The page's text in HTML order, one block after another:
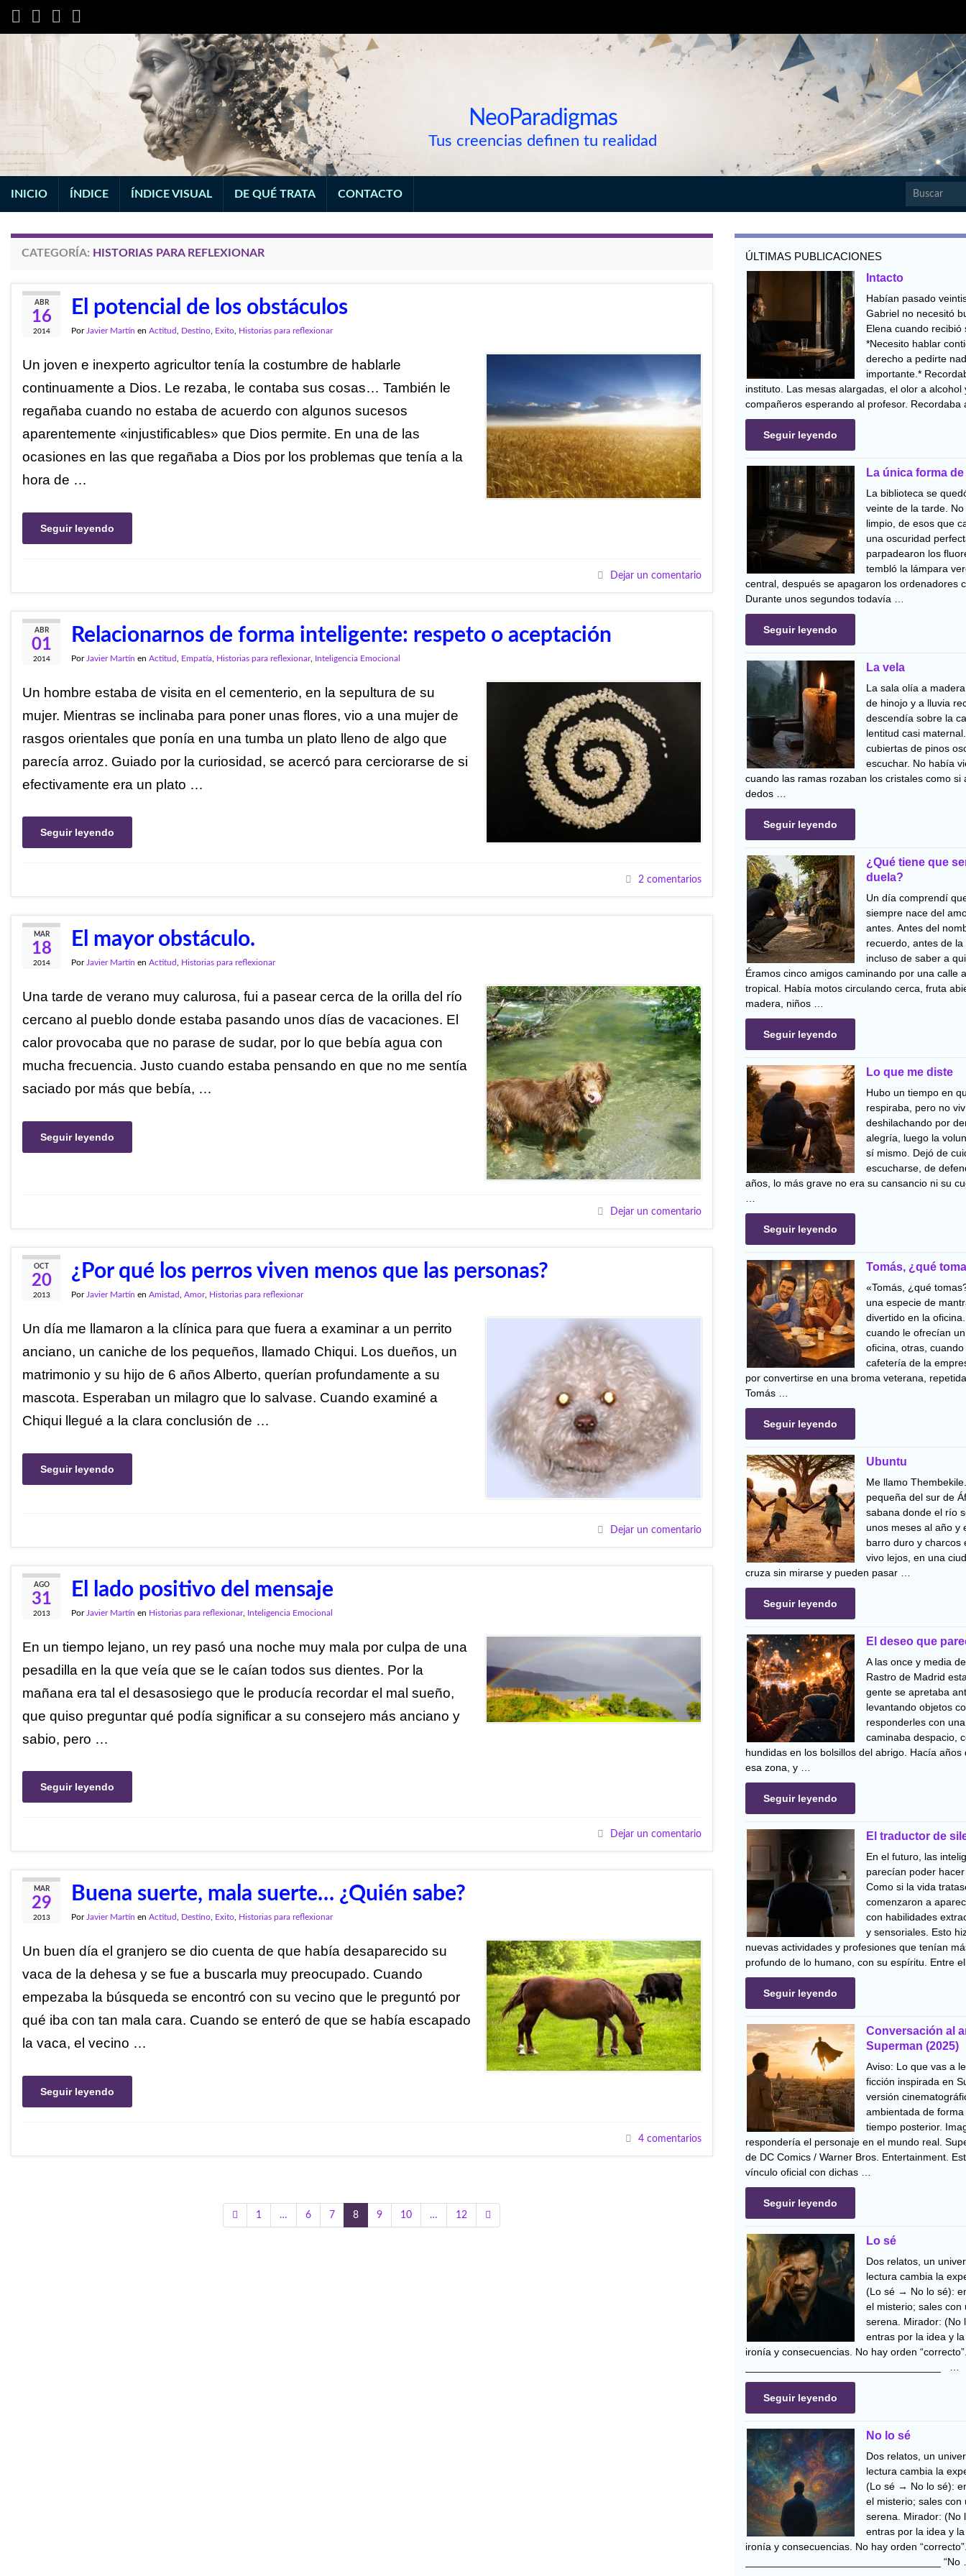
NeoParadigmas
Tus creencias definen tu realidad
INICIO ÍNDICE ÍNDICE VISUAL DE QUÉ TRATA CONTACTO Search for:
CATEGORÍA: HISTORIAS PARA REFLEXIONAR
ABR
16
2014
El potencial de los obstáculos
Por Javier Martín en Actitud Destino Exito Historias para reflexionar
Un joven e inexperto agricultor tenía la costumbre de hablarle
continuamente a Dios. Le rezaba, le contaba sus cosas… También le
regañaba cuando no estaba de acuerdo con algunos sucesos
aparentemente «injustificables» que Dios permite. En una de las
ocasiones en las que regañaba a Dios por los problemas que tenía a la
hora de …
Seguir leyendo
Dejar un comentario
ABR
01
2014
Relacionarnos de forma inteligente: respeto o aceptación
Por Javier Martín en Actitud Empatía Historias para reflexionar, Inteligencia Emocional
Un hombre estaba de visita en el cementerio, en la sepultura de su
mujer. Mientras se inclinaba para poner unas flores, vio a una mujer de
rasgos orientales que ponía en una tumba un plato lleno de algo que
parecía arroz. Guiado por la curiosidad, se acercó para cerciorarse de si
efectivamente era un plato …
Seguir leyendo
2 comentarios
MAR
18
2014
El mayor obstáculo.
Por Javier Martín en Actitud Historias para reflexionar
Una tarde de verano muy calurosa, fui a pasear cerca de la orilla del río
cercano al pueblo donde estaba pasando unos días de vacaciones. El
calor provocaba que no parase de sudar, por lo que bebía agua con
mucha frecuencia. Justo cuando estaba pensando en que no me sentía
saciado por más que bebía, …
Seguir leyendo
Dejar un comentario
OCT
20
2013
¿Por qué los perros viven menos que las personas?
Por Javier Martín en Amistad Amor, Historias para reflexionar
Un día me llamaron a la clínica para que fuera a examinar a un perrito
anciano, un caniche de los pequeños, llamado Chiqui. Los dueños, un
matrimonio y su hijo de 6 años Alberto, querían profundamente a su
mascota. Esperaban un milagro que lo salvase. Cuando examiné a
Chiqui llegué a la clara conclusión de …
Seguir leyendo
Dejar un comentario
AGO
31
2013
El lado positivo del mensaje
Por Javier Martín en Historias para reflexionar, Inteligencia Emocional
En un tiempo lejano, un rey pasó una noche muy mala por culpa de una
pesadilla en la que veía que se le caían todos sus dientes. Por la
mañana era tal el desasosiego que le producía recordar el mal sueño,
que quiso preguntar qué podía significar a su consejero más anciano y
sabio, pero …
Seguir leyendo
Dejar un comentario
MAR
29
2013
Buena suerte, mala suerte… ¿Quién sabe?
Por Javier Martín en Actitud Destino Exito Historias para reflexionar
Un buen día el granjero se dio cuenta de que había desaparecido su
vaca de la dehesa y se fue a buscarla muy preocupado. Cuando
empezaba la búsqueda se encontró con su vecino que le preguntó por
qué iba con tan mala cara. Cuando se enteró de que se había escapado
la vaca, el vecino …
Seguir leyendo
4 comentarios
1 … 6 7 8 9 10 … 12
ÚLTIMAS PUBLICACIONES
Intacto
Habían pasado
Gabriel no necesitó
Elena cuando recibió
*Necesito hablar
derecho a pedirte
importante.*
instituto. Las mesas alargadas, el olor a alcohol
compañeros esperando al profesor.
Seguir leyendo
La única forma
La biblioteca se
veinte de la tarde.
limpio, de esos que
una oscuridad
parpadearon los
tembló la lámpara
central, después se apagaron los ordenadores
Durante unos segundos todavía …
Seguir leyendo
La vela
La sala olía a
de hinojo y a lluvia
descendía sobre la
lentitud casi
cubiertas de pinos
escuchar. No había
cuando las ramas rozaban los cristales como si
dedos …
Seguir leyendo
¿Qué tiene que
duela?
Un día comprendí
siempre nace del
antes. Antes del
recuerdo, antes de
incluso de saber a
Éramos cinco amigos caminando por una calle
tropical. Había motos circulando cerca, fruta
madera, niños …
Seguir leyendo
Lo que me diste
Hubo un tiempo en
respiraba, pero no
deshilachando por
alegría, luego la
sí mismo. Dejó de
escucharse, de
años, lo más grave no era su cansancio ni su
Seguir leyendo
Tomás, ¿qué
«Tomás, ¿qué
una especie de
divertido en la
cuando le ofrecían
oficina, otras,
cafetería de la
por convertirse en una broma veterana,
Tomás …
Seguir leyendo
Ubuntu
Me llamo
pequeña del sur de
sabana donde el río
unos meses al año y
barro duro y charcos
vivo lejos, en una
cruza sin mirarse y pueden pasar …
Seguir leyendo
El deseo que
A las once y media
Rastro de Madrid
gente se apretaba
levantando objetos
responderles con
caminaba despacio,
hundidas en los bolsillos del abrigo. Hacía años
esa zona, y …
Seguir leyendo
El traductor de
En el futuro, las
parecían poder
Como si la vida
comenzaron a
con habilidades
y sensoriales. Esto
nuevas actividades y profesiones que tenían
profundo de lo humano, con su espíritu. Entre
Seguir leyendo
Conversación al
Superman (2025)
Aviso: Lo que vas a
ficción inspirada en
versión
ambientada de
tiempo posterior.
respondería el personaje en el mundo real.
de DC Comics / Warner Bros. Entertainment.
vínculo oficial con dichas …
Seguir leyendo
Lo sé
Dos relatos, un
lectura cambia la
(Lo sé → No lo sé):
el misterio; sales con
serena. Mirador:
entras por la idea y
ironía y consecuencias. No hay orden
Seguir leyendo
No lo sé
Dos relatos, un
lectura cambia la
(Lo sé → No lo sé):
el misterio; sales con
serena. Mirador:
entras por la idea y
ironía y consecuencias. No hay orden
__________________________________